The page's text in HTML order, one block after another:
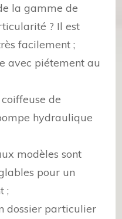
la gamme de
? Il est
facilement ;
avec piétement au
de
hydraulique
modèles sont
pour un
;
dossier particulier